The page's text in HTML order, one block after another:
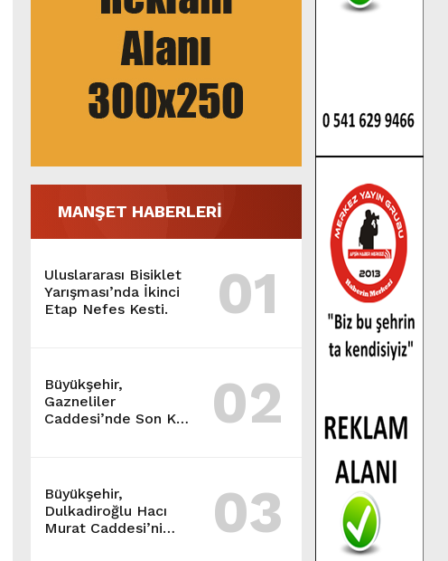
MANŞET HABERLERİ
Uluslararası Bisiklet
Yarışması’nda İkinci
Etap Nefes Kesti.
01
Büyükşehir,
Gazneliler
Caddesi’nde Son Kat
02
Büyükşehir,
Dulkadiroğlu Hacı
Murat Caddesi’ni
03